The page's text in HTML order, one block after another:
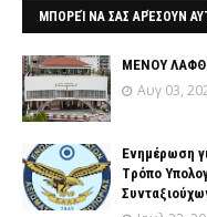
ΜΠΟΡΕΊ ΝΑ ΣΑΣ ΑΡΈΣΟΥΝ
ΜΕΝΟΥ
Αυγ 03,
Ενημέρωση
Tρόπο